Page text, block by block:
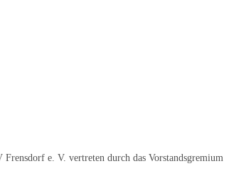
e. V. vertreten durch das Vorstandsgremium